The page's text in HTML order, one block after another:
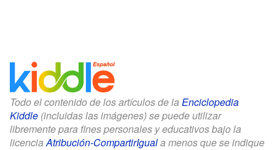
Todo el contenido de los artículos de la Enciclopedia
Kiddle (incluidas las imágenes) se puede utilizar
libremente para fines personales y educativos bajo la
licenciaAtribución-CompartirIguala menos que se indique